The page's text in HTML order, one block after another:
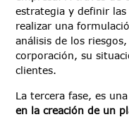
estrategia y definir
realizar una
análisis de los
corporación, su
clientes.
La tercera fase, es
en la creación de un